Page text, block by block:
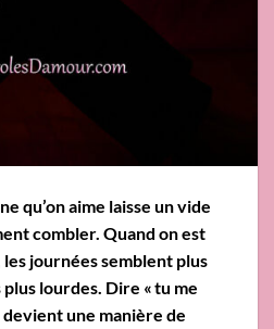
qu’on aime laisse un vide
combler. Quand on est
journées semblent plus
lourdes. Dire « tu me
devient une manière de